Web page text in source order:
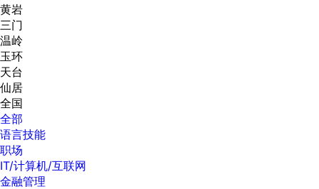
黄岩
三门
温岭
玉环
天台
仙居
全国
全部
语言技能
职场
IT/计算机/互联网
金融管理